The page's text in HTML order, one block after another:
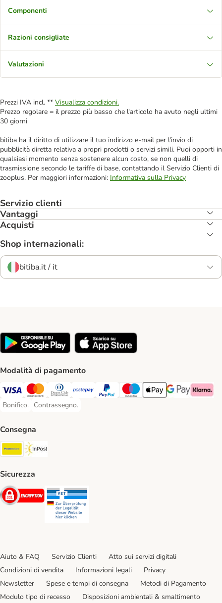
Componenti
Razioni consigliate
Valutazioni
Prezzi IVA incl. ** Visualizza condizioni.
Prezzo regolare = il prezzo più basso che l'articolo ha avuto negli ultimi
30 giorni
bitiba ha il diritto di utilizzare il tuo indirizzo e-mail per l'invio di
pubblicità diretta relativa a propri prodotti o servizi simili. Puoi opporti in
qualsiasi momento senza sostenere alcun costo, se non quelli di
trasmissione secondo le tariffe di base, contattando il Servizio Clienti di
zooplus. Per maggiori informazioni: Informativa sulla Privacy
Servizio clienti
Vantaggi
Acquisti
Shop internazionali:
bitiba.it / it
Modalità di pagamento
Visa. Payment Method
Mastercard. Payment Method
Diners Club. Payment Method
Postepay. Payment Method
PayPal. Payment Method
Maestro. Payment Method
Apple pay. Payment
Google Pay
Klarna
Bonifico.
Bonifico. Payment Method
Contrassegno.
Contrassegno. Payment Method
Consegna
Poste Italiane. Shipping Method
Sicurezza
Security
Aiuto & FAQ Servizio Clienti
Atto sui servizi digitali
Condizioni di vendita
Informazioni legali
Privacy
Newsletter
Spese e tempi di consegna
Metodi di Pagamento
Modulo tipo di recesso
Disposizioni ambientali & smaltimento